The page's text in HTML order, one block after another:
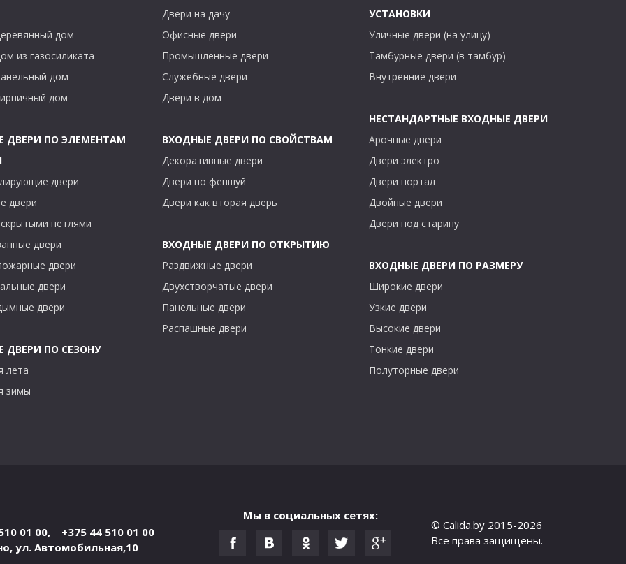
дом
из газосиликата
дом
дом
ДВЕРИ ПО ЭЛЕМЕНТАМ
двери
двери
петлями
двери
двери
двери
двери
ДВЕРИ ПО СЕЗОНУ
лета
зимы
Двери на дачу
Офисные двери
Промышленные двери
Служебные двери
Двери в дом
ВХОДНЫЕ ДВЕРИ ПО СВОЙСТВАМ
Декоративные двери
Двери по феншуй
Двери как вторая дверь
ВХОДНЫЕ ДВЕРИ ПО ОТКРЫТИЮ
Раздвижные двери
Двухстворчатые двери
Панельные двери
Распашные двери
УСТАНОВКИ
Уличные двери (на улицу)
Тамбурные двери (в тамбур)
Внутренние двери
НЕСТАНДАРТНЫЕ ВХОДНЫЕ ДВЕРИ
Арочные двери
Двери электро
Двери портал
Двойные двери
Двери под старину
ВХОДНЫЕ ДВЕРИ ПО РАЗМЕРУ
Широкие двери
Узкие двери
Высокие двери
Тонкие двери
Полуторные двери
01 00, +375 44 510 01 00
, ул. Автомобильная,10
Мы в социальных сетях:
© Calida.by 2015-2026
Все права защищены.